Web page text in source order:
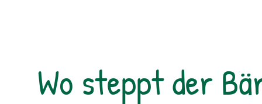
Wo steppt der